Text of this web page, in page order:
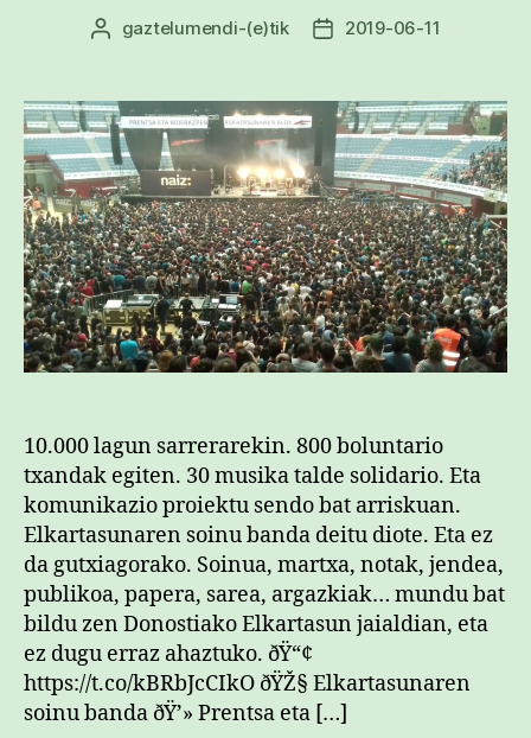
Argitalpenaren
gaztelumendi-(e)tik
Argitalpenaren
2019-06-11
10.000 lagun sarrerarekin. 800 boluntario
txandak egiten. 30 musika talde solidario. Eta
komunikazio proiektu sendo bat arriskuan.
Elkartasunaren soinu banda deitu diote. Eta ez
da gutxiagorako. Soinua, martxa, notak, jendea,
publikoa, papera, sarea, argazkiak… mundu bat
bildu zen Donostiako Elkartasun jaialdian, eta
ez dugu erraz ahaztuko. ðŸ“¢
https://t.co/kBRbJcCIkO ðŸŽ§ Elkartasunaren
soinu banda ðŸ’» Prentsa eta […]